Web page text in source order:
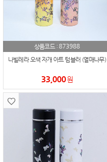
상품코드 :873988
나빌레라 오색 자개 아트 텀블러 (열매나무)
33,000원